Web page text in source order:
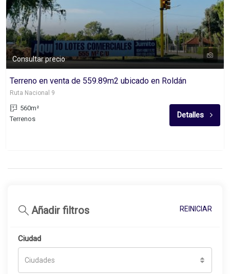
Consultar precio
Terreno en venta de 559.89m2 ubicado en Roldán
Ruta Nacional 9
560m²
Terrenos
Detalles
Añadir filtros REINICIAR
Ciudad
Ciudades